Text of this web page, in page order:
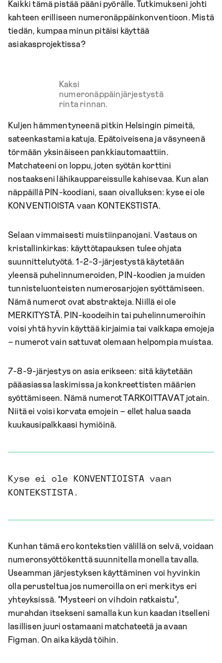
Kaikki tämä pistää pääni pyörälle. Tutkimukseni johti
kahteen erilliseen numeronäppäinkonventioon. Mistä
tiedän, kumpaa minun pitäisi käyttää
asiakasprojektissa?
Kaksi
numeronäppäinjärjestystä
rinta rinnan.
Kuljen hämmentyneenä pitkin Helsingin pimeitä,
sateenkastamia katuja. Epätoiveisena ja väsyneenä
törmään yksinäiseen pankkiautomaattiin.
Matchateeni on loppu, joten syötän korttini
nostaakseni lähikauppareissulle kahisevaa. Kun alan
näppäillä PIN-koodiani, saan oivalluksen: kyse ei ole
KONVENTIOISTA vaan KONTEKSTISTA.
Selaan vimmaisesti muistiinpanojani. Vastaus on
kristallinkirkas: käyttötapauksen tulee ohjata
suunnittelutyötä. 1-2-3-järjestystä käytetään
yleensä puhelinnumeroiden, PIN-koodien ja muiden
tunnisteluonteisten numerosarjojen syöttämiseen.
Nämä numerot ovat abstrakteja. Niillä ei ole
MERKITYSTÄ. PIN-koodeihin tai puhelinnumeroihin
voisi yhtä hyvin käyttää kirjaimia tai vaikkapa emojeja
– numerot vain sattuvat olemaan helpompia muistaa.
7-8-9-järjestys on asia erikseen: sitä käytetään
pääasiassa laskimissa ja konkreettisten määrien
syöttämiseen. Nämä numerot TARKOITTAVAT jotain.
Niitä ei voisi korvata emojein – ellet halua saada
kuukausipalkkaasi hymiöinä.
Kyse ei ole KONVENTIOISTA vaan
KONTEKSTISTA.
Kunhan tämä ero kontekstien välillä on selvä, voidaan
numeronsyöttökenttä suunnitella monella tavalla.
Useamman järjestyksen käyttäminen voi hyvinkin
olla perusteltua jos numeroilla on eri merkitys eri
yhteyksissä. "Mysteeri on vihdoin ratkaistu",
murahdan itsekseni samalla kun kun kaadan itselleni
lasillisen juuri ostamaani matchateetä ja avaan
Figman. On aika käydä töihin.